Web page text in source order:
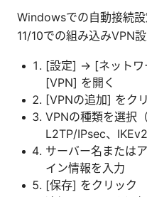
Windowsでの自動接続
11/10での組み込みVPN
[設定] → [ネットワ
[VPN] を開く
[VPNの追加] をク
VPNの種類を選択
L2TP/IPsec、IKEv2
サーバー名または
イン情報を入力
[保存] をクリック